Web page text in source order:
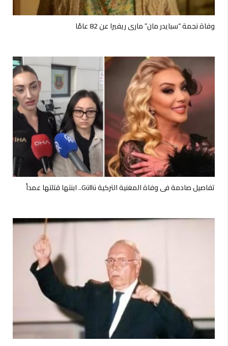
وفاة نجمة “سبايدر مان” ماري ريفيرا عن 82 عامًا
تفاصيل صادمة في وفاة المغنية التركية Güllü.. ابنتها قتلتها عمداً